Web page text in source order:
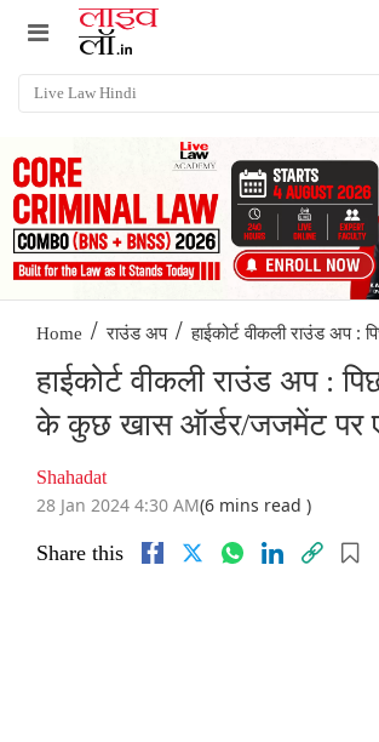
Home / राउंड अप / हाईकोर्ट वीकली राउंड अप :
हाईकोर्ट वीकली राउंड अप :
के कुछ खास ऑर्डर/जजमेंट पर
Shahadat
28 Jan 2024 4:30 AM(6 mins read )
Share this